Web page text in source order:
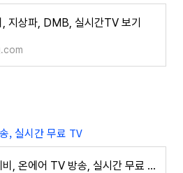
, 지상파, DMB, 실시간TV 보기
, 실시간 무료 TV
실시간티비, 온에어 TV 방송, 실시간 무료 TV